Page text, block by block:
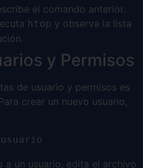
el comando anterior.
htop y observa la lista
y Permisos
de usuario y permisos es
crear un nuevo usuario,
a un usuario, edita el archivo